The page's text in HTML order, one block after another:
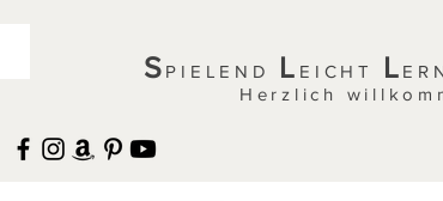
S PIELEND L EICHT L
Herzlich